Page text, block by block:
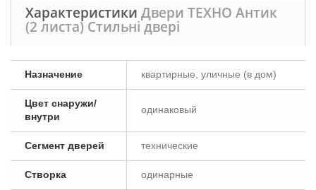
Характеристики Двери ТЕХНО Антик
(2 листа) Стильні двері
Назначение квартирные, уличные (в дом)
Цвет снаружи/
внутри
одинаковый
Сегмент дверей технические
Створка одинарные